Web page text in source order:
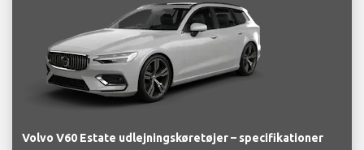
Volvo V60 Estate udlejningskøretøjer – specifikationer